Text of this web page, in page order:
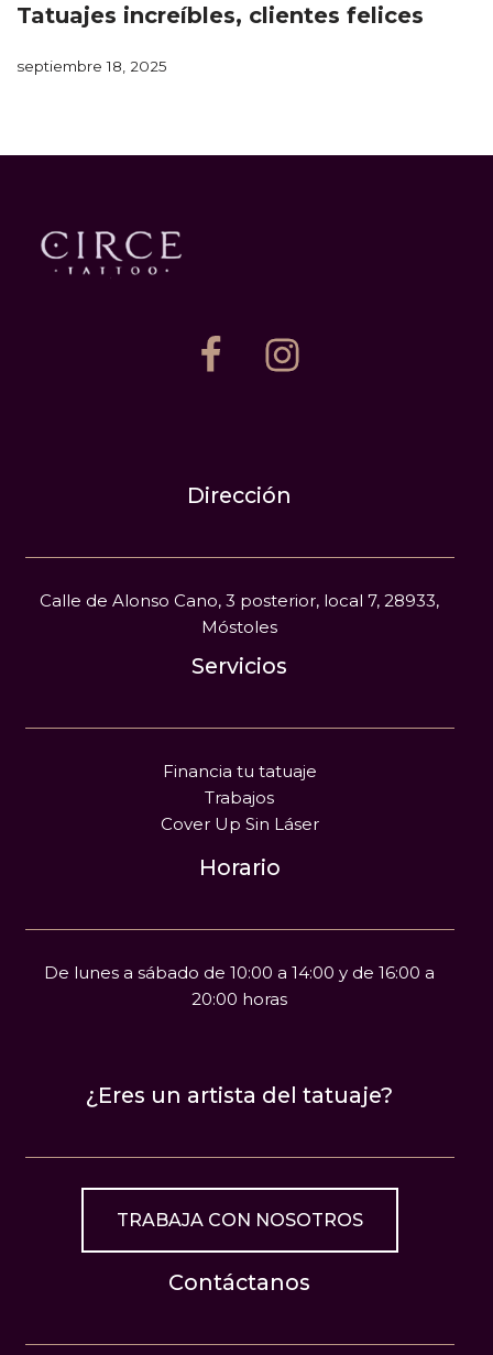
Tatuajes increíbles, clientes felices
septiembre 18, 2025
Dirección
Calle de Alonso Cano, 3 posterior, local 7, 28933,
Móstoles
Servicios
Financia tu tatuaje
Trabajos
Cover Up Sin Láser
Horario
De lunes a sábado de 10:00 a 14:00 y de 16:00 a
20:00 horas
¿Eres un artista del tatuaje?
TRABAJA CON NOSOTROS
Contáctanos